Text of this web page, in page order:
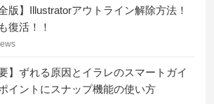
全版】Illustratorアウトライン解除方法！
復活！！
要】ずれる原因とイラレのスマートガイ
イントにスナップ機能の使い方